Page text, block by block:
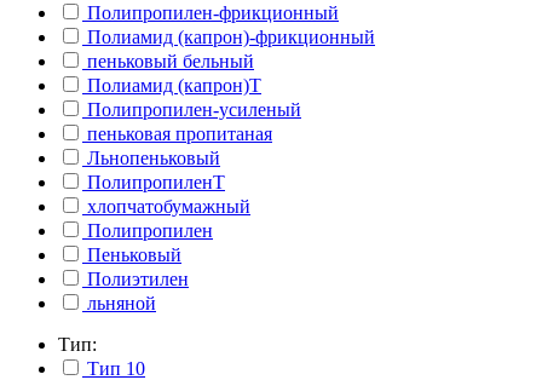
Полипропилен-фрикционный
Полиамид (капрон)-фрикционный
пеньковый бельный
Полиамид (капрон)Т
Полипропилен-усиленый
пеньковая пропитаная
Льнопеньковый
ПолипропиленТ
хлопчатобумажный
Полипропилен
Пеньковый
Полиэтилен
льняной
Тип:
Тип 10